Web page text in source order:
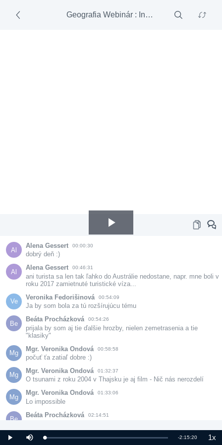
Geografia Webinár : Inšpirácie pre online vzdelávanie
Play
Play Mute Loaded:
Remaining
-2:15:20 1x
Al
Alena Gessert 00:00:30
dobrý deň :)
Al
Alena Gessert 00:46:31
ani turista sa len tak ľahko do Austrálie nedostane, napr. mne boli v
roku 2017 zamietnuté turistické víza...
Ve
Veronika Fedorišinová 00:54:09
Ja by som bola za tú rozšírujúcu tému
Be
Beáta Procházková 00:54:26
prijala by som aj tie ďalšie hrozby, nielen zemetrasenia a tie
"klasiky"
Mg
Mgr. Veronika Ondová 00:58:58
počuť ťa zatiaľ dobre :)
Mg
Mgr. Veronika Ondová 01:32:37
O tsunami z roku 2004 v Thajsku je aj film - Nič nás nerozdelí
Mg
Mgr. Veronika Ondová 01:33:06
Lo impossible
Be
Beáta Procházková 02:14:51
Ve
Veronika Fedorišinová 02:15:19